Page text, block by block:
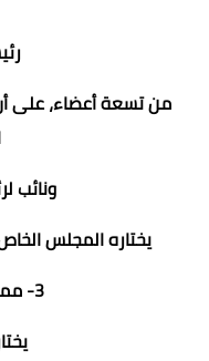
من تسعة أعضاء، على
ونائب
يختاره المجلس
3- ممثل لوزارة المالية